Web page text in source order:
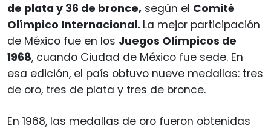
de plata y 36 de bronce, según el Comité
Olímpico Internacional. La mejor participación
de México fue en los Juegos Olímpicos de
1968, cuando Ciudad de México fue sede. En
esa edición, el país obtuvo nueve medallas: tres
de oro, tres de plata y tres de bronce.
En 1968, las medallas de oro fueron obtenidas